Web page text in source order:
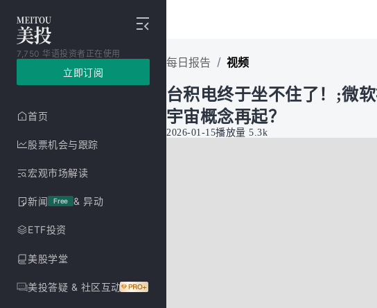
7,750 华语投资者正在使用
立即订阅
首页
股票机会与跟踪
宏观市场解读
新闻 Free & 异动
ETF投资
美股学堂
美投答疑 & 社区互动
每日报告 / 视频
台积电终于坐不住了！;微
宇宙概念再起？
2026-01-15播放量 5.3k